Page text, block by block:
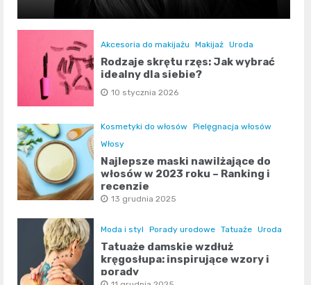
Akcesoria do makijażu Makijaż Uroda
Rodzaje skrętu rzęs: Jak wybrać
idealny dla siebie?
10 stycznia 2026
Kosmetyki do włosów
Pielęgnacja włosów
Włosy
Najlepsze maski nawilżające do
włosów w 2023 roku – Ranking i
recenzje
13 grudnia 2025
Moda i styl Porady urodowe Tatuaże Uroda
Tatuaże damskie wzdłuż
kręgosłupa: inspirujące wzory i
porady